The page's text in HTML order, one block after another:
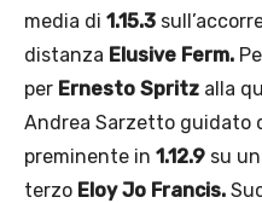
media di 1.15.3
distanza Elusive Ferm.
per Ernesto Spritz alla
Andrea Sarzetto guidato
preminente in 1.12.9 su
terzo Eloy Jo Francis.